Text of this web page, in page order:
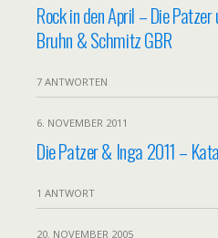
Rock in den April – Die Patzer
Bruhn & Schmitz GBR
7 ANTWORTEN
6. NOVEMBER 2011
Die Patzer & Inga 2011 –
1 ANTWORT
20. NOVEMBER 2005